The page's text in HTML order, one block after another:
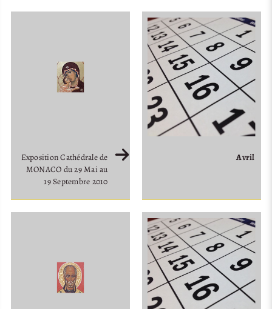
Exposition Cathédrale de
MONACO du 29 Mai au
19 Septembre 2010
Avril